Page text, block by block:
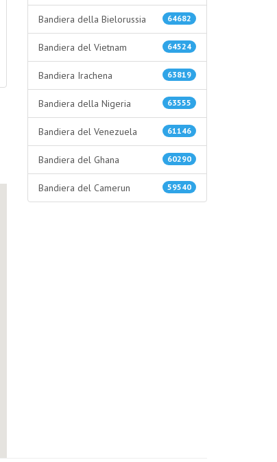
64682
Bandiera della Bielorussia
64524
Bandiera del Vietnam
63819
Bandiera Irachena
63555
Bandiera della Nigeria
61146
Bandiera del Venezuela
60290
Bandiera del Ghana
59540
Bandiera del Camerun